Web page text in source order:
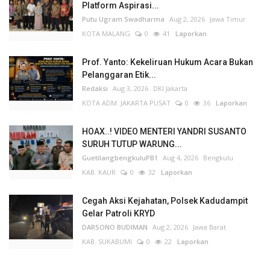
Platform Aspirasi...
Putu Ugram Swadharma Aug 2, 2026 Jawa Timur
KOTA MALANG
0 41 Laporkan
Prof. Yanto: Kekeliruan Hukum Acara Bukan
Pelanggaran Etik...
Redaksi Aug 3, 2026 DKI Jakarta
KOTA ADM. JAKARTA PUSAT
0 36 Laporkan
HOAX..! VIDEO MENTERI YANDRI SUSANTO
SURUH TUTUP WARUNG...
GuetilangbengkuluPB1 Aug 4, 2026 Bengkulu
KAB. KAUR
0 32 Laporkan
Cegah Aksi Kejahatan, Polsek Kadudampit
Gelar Patroli KRYD
DARSONO BUDIMAN Aug 2, 2026 Jawa Barat
KAB. SUKABUMI
0 22 Laporkan